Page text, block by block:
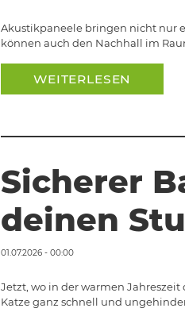
Akustikpaneele bringen nicht nur
können auch den Nachhall im
WEITERLESEN
Sicherer
deinen
01.07.2026 - 00:00
Jetzt, wo in der warmen
Katze ganz schnell und